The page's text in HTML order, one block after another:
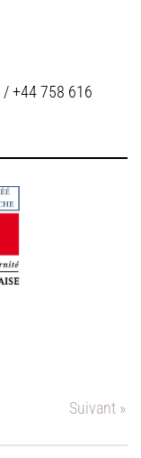
/ +44 758 616
Suivant »